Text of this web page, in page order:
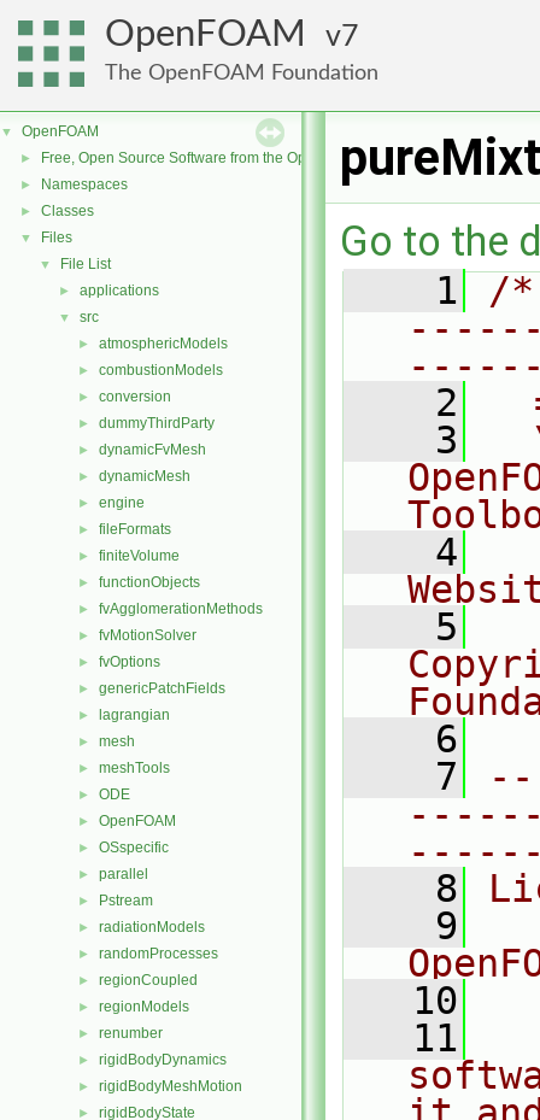
OpenFOAM 7
The OpenFOAM Foundation
▼ OpenFOAM
► Free, Open Source Software from the OpenFOAM Foundation
► Namespaces
► Classes
▼ Files
▼ File List
► applications
▼ src
► atmosphericModels
► combustionModels
► conversion
► dummyThirdParty
► dynamicFvMesh
► dynamicMesh
► engine
► fileFormats
► finiteVolume
► functionObjects
► fvAgglomerationMethods
► fvMotionSolver
► fvOptions
► genericPatchFields
► lagrangian
► mesh
► meshTools
► ODE
► OpenFOAM
► OSspecific
► parallel
► Pstream
► radiationModels
► randomProcesses
► regionCoupled
► regionModels
► renumber
► rigidBodyDynamics
► rigidBodyMeshMotion
► rigidBodyState
Go to the
    1
/
    2
    3
    4
    5
    6
    7
    8
    9
   10
   11